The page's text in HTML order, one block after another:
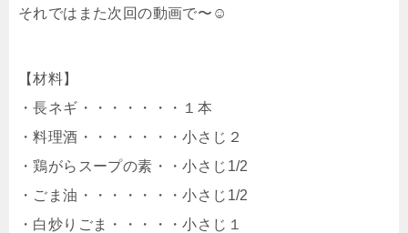
それではまた次回の動画で〜☺︎
【材料】
・長ネギ・・・・・・・１本
・料理酒・・・・・・・小さじ２
・鶏がらスープの素・・小さじ1/2
・ごま油・・・・・・・小さじ1/2
・白炒りごま・・・・・小さじ１